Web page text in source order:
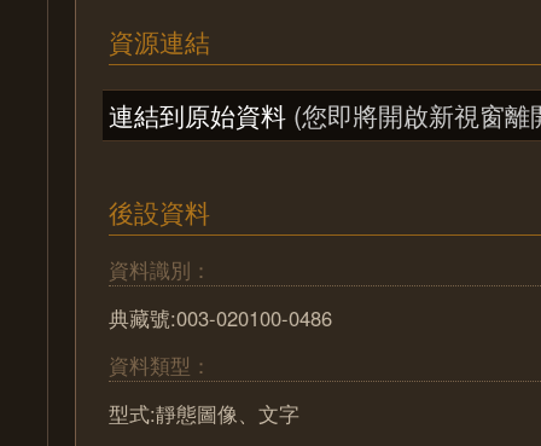
資源連結
連結到原始資料 (您即將開啟新視窗離
後設資料
資料識別：
典藏號:003-020100-0486
資料類型：
型式:靜態圖像、文字